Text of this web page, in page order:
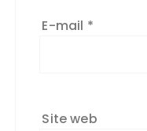
E-mail *
Site web